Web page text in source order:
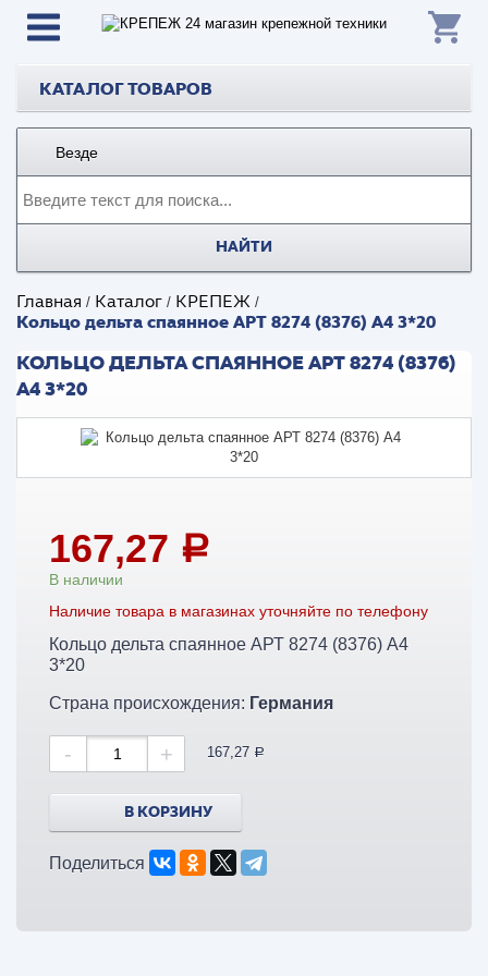
КАТАЛОГ ТОВАРОВ
Везде
НАЙТИ
Главная / Каталог / КРЕПЕЖ /
Кольцо дельта спаянное АРТ 8274 (8376) А4 3*20
КОЛЬЦО ДЕЛЬТА СПАЯННОЕ АРТ 8274 (8376)
А4 3*20
167,27 a
В наличии
Наличие товара в магазинах уточняйте по телефону
Кольцо дельта спаянное АРТ 8274 (8376) А4
3*20
Страна происхождения: Германия
- + 167,27 a
В КОРЗИНУ
Поделиться